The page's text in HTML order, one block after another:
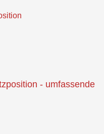
- umfassende